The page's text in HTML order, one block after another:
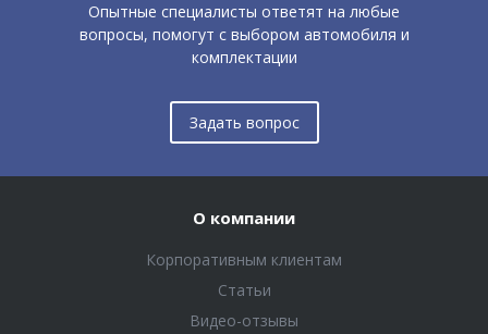
Опытные специалисты ответят на любые
вопросы, помогут с выбором автомобиля и
комплектации
Задать вопрос
О компании
Корпоративным клиентам
Статьи
Видео-отзывы